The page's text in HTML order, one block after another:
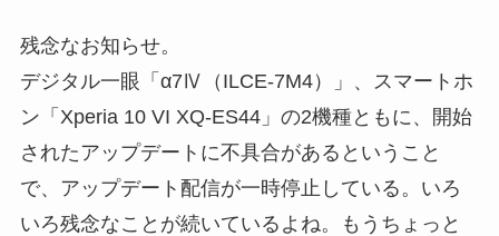
残念なお知らせ。
デジタル一眼「α7Ⅳ（ILCE-7M4）」、スマートホ
ン「Xperia 10 VI XQ-ES44」の2機種ともに、開始
されたアップデートに不具合があるということ
で、アップデート配信が一時停止している。いろ
いろ残念なことが続いているよね。もうちょっと